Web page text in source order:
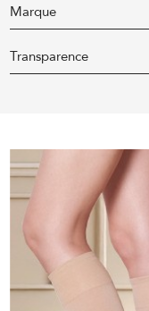
Marque
Transparence